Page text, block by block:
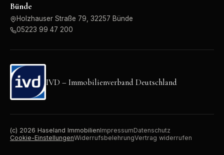
Bünde
Holzhauser Straße 79, 32257 Bünde
05223 99 47 200
IVD – Immobilienverband Deutschland
(c) 2026 Haseland ImmobilienImpressumDatenschutz
Cookie-EinstellungenWiderrufsbelehrungVertrag widerrufen